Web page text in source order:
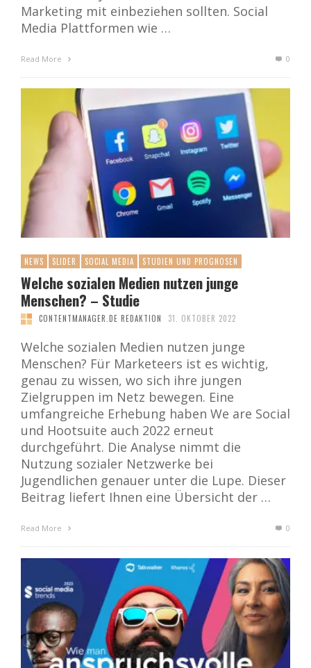
Marketing mit einbeziehen sollten. Social
Media Plattformen wie …
Read More 0
NEWS SLIDER SOCIAL MEDIA STUDIEN UND PROGNOSEN
Welche sozialen Medien nutzen junge
Menschen? – Studie
CONTENTMANAGER.DE REDAKTION 31. OKTOBER 2022
Welche sozialen Medien nutzen junge
Menschen? Für Marketeers ist es wichtig,
genau zu wissen, wo sich ihre jungen
Zielgruppen im Netz bewegen. Eine
umfangreiche Erhebung haben We are Social
und Hootsuite auch 2022 erneut
durchgeführt. Die Analyse nimmt die
Nutzung sozialer Netzwerke bei
Jugendlichen genauer unter die Lupe. Dieser
Beitrag liefert Ihnen eine Übersicht der …
Read More 0